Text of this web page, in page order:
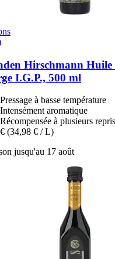
Hirschmann Huile
I.G.P., 500 ml
Pressage à basse température
Intensément aromatique
Récompensée à plusieurs
(34,98 € / L)
jusqu'au 17 août